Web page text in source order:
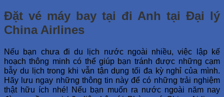
Đặt vé máy bay tại đi Anh tại Đại lý
China Airlines
Nếu bạn chưa đi du lịch nước ngoài nhiều, việc lập kế
hoạch thông minh có thể giúp bạn tránh được những cạm
bẫy du lịch trong khi vẫn tận dụng tối đa kỳ nghỉ của mình.
Hãy lưu ngay những thông tin này để có những trải nghiệm
thật hữu ích nhé! Nếu bạn muốn ra nước ngoài năm nay